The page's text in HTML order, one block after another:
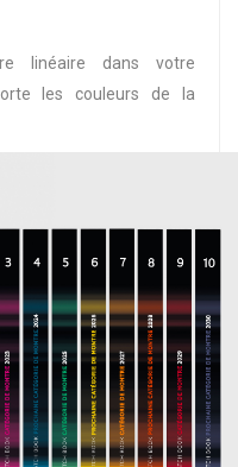
linéaire dans votre
les couleurs de la